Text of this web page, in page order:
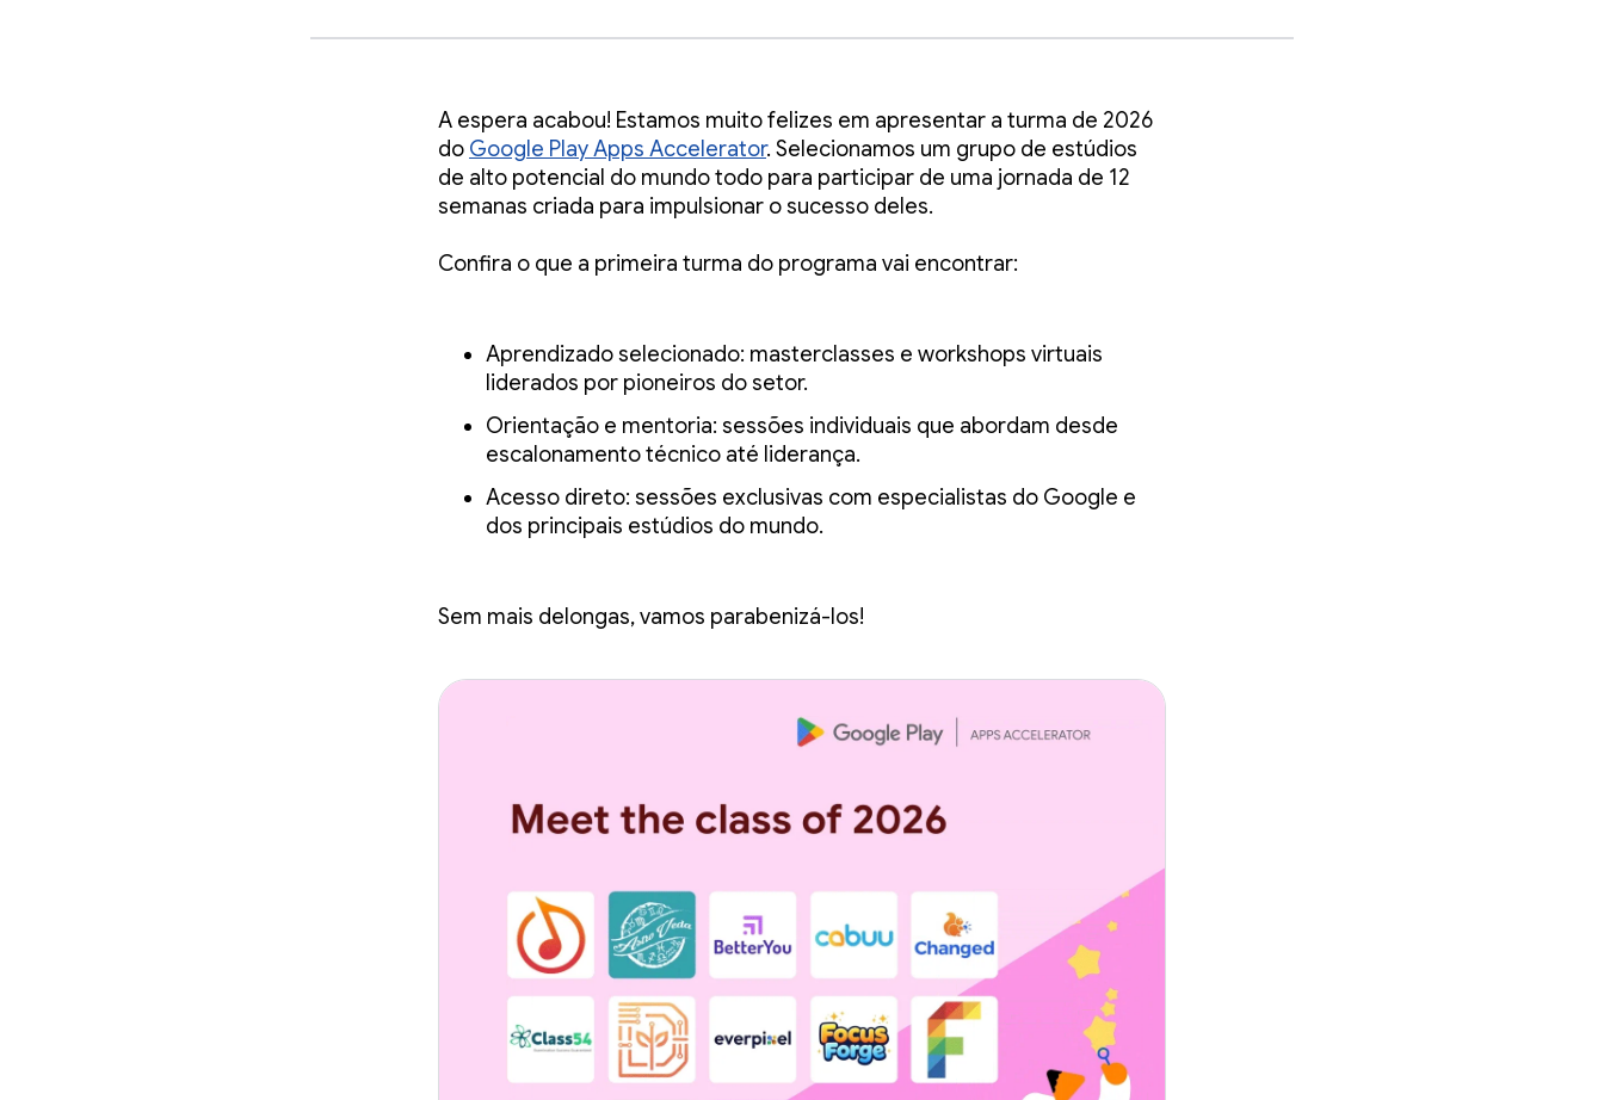
A espera acabou! Estamos muito felizes em apresentar a turma de 2026
do Google Play Apps Accelerator. Selecionamos um grupo de estúdios
de alto potencial do mundo todo para participar de uma jornada de 12
semanas criada para impulsionar o sucesso deles.
Confira o que a primeira turma do programa vai encontrar:
Aprendizado selecionado: masterclasses e workshops virtuais
liderados por pioneiros do setor.
Orientação e mentoria: sessões individuais que abordam desde
escalonamento técnico até liderança.
Acesso direto: sessões exclusivas com especialistas do Google e
dos principais estúdios do mundo.
Sem mais delongas, vamos parabenizá-los!